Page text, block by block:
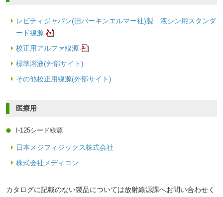
English
レビティジャパン(旧パーキンエルマー社)製 液シン用スタンダ
ード線源
校正用アルファ線源
標準溶液(外部サイト)
その他校正用線源(外部サイト)
医療用
I-125シード線源
日本メジフィジックス株式会社
株式会社メディコン
カタログに記載のない製品については放射線源課へお問い合わせく